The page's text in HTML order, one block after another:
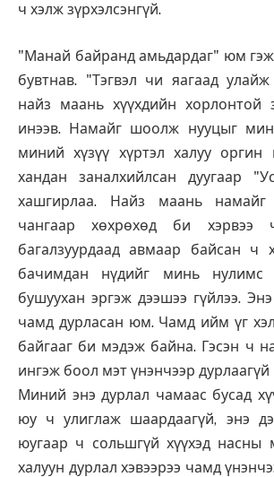
ч хэлж зүрхэлсэнгүй.
"Манай байранд амьдардаг" юм
бувтнав. "Тэгвэл чи яагаад
найз маань хүүхдийн хорлонтой
инээв. Намайг шоолж нууцыг
миний хүзүү хүртэл халуу оргин
хандан заналхийлсан дуугаар
хашгирлаа. Найз маань
чангаар хөхрөхөд би хэрвээ
багалзуурдаад авмаар байсан ч
бачимдан нүдийг минь нулимс
бушуухан эргэж дээшээ гүйлээ.
чамд дурласан юм. Чамд ийм үг
байгааг би мэдэж байна. Гэсэн ч
ингэж боол мэт үнэнчээр дурлаагүй
Миний энэ дурлал чамаас бусад
юу ч улиглаж шаардаагүй, энэ
юугаар ч сольшгүй хүүхэд насны
халуун дурлал хэвээрээ чамд